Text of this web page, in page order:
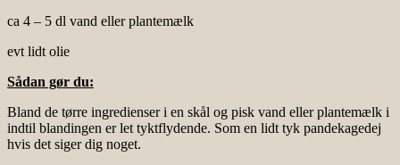
ca 4 – 5 dl vand eller plantemælk
evt lidt olie
Sådan gør du:
Bland de tørre ingredienser i en skål og pisk vand eller plantemælk i
indtil blandingen er let tyktflydende. Som en lidt tyk pandekagedej
hvis det siger dig noget.